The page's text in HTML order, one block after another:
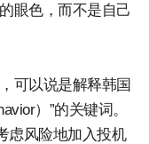
眼色，而不是自己
可以说是解释韩国
）”的关键词。
虑风险地加入投机